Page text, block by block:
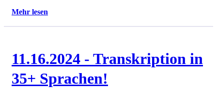
Mehr lesen
11.16.2024 - Transkription in
35+ Sprachen!